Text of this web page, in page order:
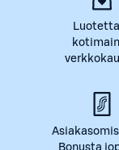
Bonusta